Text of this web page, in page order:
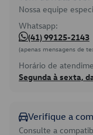
Nossa equipe
Whatsapp:
(41) 99125-2143
(apenas mensagens de
Horário de
Segunda à sexta,
Verifique a
Consulte a